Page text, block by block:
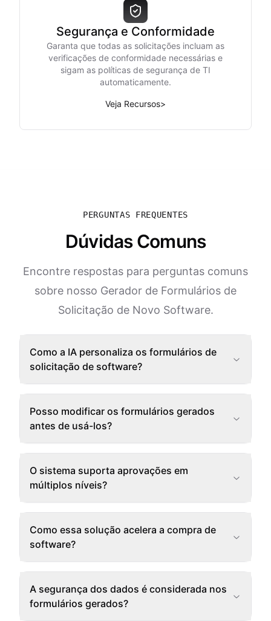
Segurança e Conformidade
Garanta que todas as solicitações incluam as
verificações de conformidade necessárias e
sigam as políticas de segurança de TI
automaticamente.
Veja Recursos>
PERGUNTAS FREQUENTES
Dúvidas Comuns
Encontre respostas para perguntas comuns
sobre nosso Gerador de Formulários de
Solicitação de Novo Software.
Como a IA personaliza os formulários de
solicitação de software?
Posso modificar os formulários gerados
antes de usá-los?
O sistema suporta aprovações em
múltiplos níveis?
Como essa solução acelera a compra de
software?
A segurança dos dados é considerada nos
formulários gerados?